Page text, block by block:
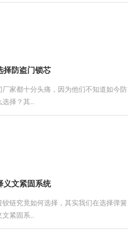
择防盗门锁芯
家都十分头痛，因为他们不知道如今防
选择？其..
义文紧固系统
链究竟如何选择，其实我们在选择弹簧
紧固系..